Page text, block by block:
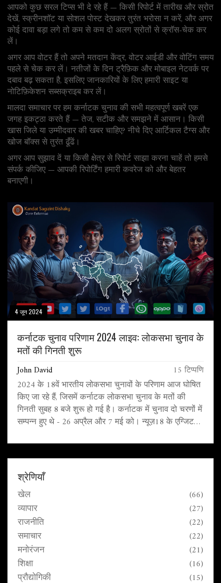
आपको कुछ सरल टिप्स भी दे रहे हैं — किसी रिपोर्ट में तारीख और स्रोत
देखें, स्क्रीनशॉट या सोशल पोस्ट देखकर तुरंत भरोसा न करें, और अगर
कोई दावा बड़ा लगे तो कम से कम दो अलग स्रोतों से क्रॉस-चेक कर
लें।
अगर आप वोटर हैं तो अपने मतदान केंद्र, वोटर आईडी और वोटिंग समय
पहले से चेक कर लें। नतीजों के दिन ट्रैफ़िक और मोबाइल नेटवर्क पर
दबाव बढ़ सकता है, इसलिए जानकारियों के लिए हमारी साइट या
नोटिफ़िकेशन सब्सक्राइब कर लें।
मालदा समाचार पर हम कर्नाटक चुनाव की सभी महत्वपूर्ण खबरें एक
जगह इकट्ठा करते हैं — तेज, सटीक और समझने में आसान। किसी
खास जिले या उम्मीदवार की खबर चाहिए? नीचे दिए आर्टिकल टैग्स और
खोज बॉक्स से तुरंत ढूँढें।
अगर आप सुझाव दें या किसी क्षेत्र से रिपोर्ट साझा करना चाहें तो हमसे
संपर्क कीजिए — आपकी रिपोर्टिंग हमारी कवरेज को और बेहतर
बनाएगी।
4 जून 2024
कर्नाटक चुनाव परिणाम 2024 लाइव: लोकसभा चुनाव के
मतों की गिनती शुरू
John David 15 टिप्पणि
2024 के 18वें भारतीय लोकसभा चुनावों के परिणाम आज घोषित
किए जा रहे हैं, जिसमें कर्नाटक लोकसभा चुनाव के मतों की
गिनती सुबह 8 बजे शुरू हो गई है। कर्नाटक में चुनाव दो चरणों में
सम्पन्न हुए थे - 26 अप्रैल और 7 मई को। न्यूज़18 के एग्जिट
मिल सकती है, जबकि इंडिया ब्लॉक को 3-7 सीटें मिल सकती
हैं।
श्रेणियाँ
खेल (66)
व्यापार (27)
राजनीति (22)
समाचार (22)
मनोरंजन (21)
शिक्षा (16)
प्रौद्योगिकी (15)